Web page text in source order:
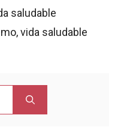
saludable
,vida saludable